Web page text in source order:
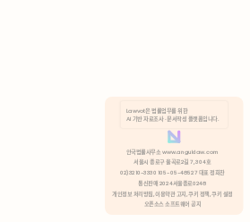
분석 쿠키 허용
Lawvot은 법률업무를 위한
AI 기반 자료조사 · 문서작성 플랫폼입니다.
안국법률사무소 www.anguklaw.com
서울시 종로구 율곡로2길 7, 304호
02)3210-3330 105-05-48527 대표 정희찬
통신판매 2024서울종로0248
개인정보 처리방침, 이용약관 고지, 쿠키 정책, 쿠키 설정
오픈소스 소프트웨어 공지